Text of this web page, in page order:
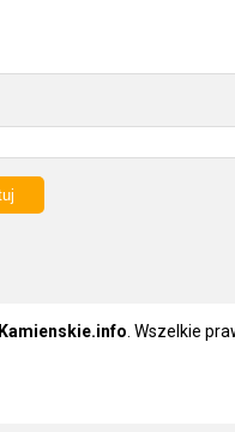
Kamienskie.info . Wszelkie